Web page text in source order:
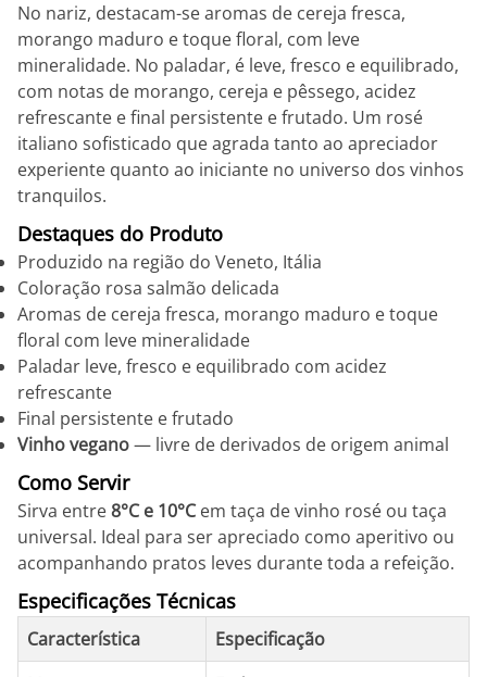
No nariz, destacam-se aromas de cereja fresca,
morango maduro e toque floral, com leve
mineralidade. No paladar, é leve, fresco e equilibrado,
com notas de morango, cereja e pêssego, acidez
refrescante e final persistente e frutado. Um rosé
italiano sofisticado que agrada tanto ao apreciador
experiente quanto ao iniciante no universo dos vinhos
tranquilos.
Destaques do Produto
Produzido na região do Veneto, Itália
Coloração rosa salmão delicada
Aromas de cereja fresca, morango maduro e toque
floral com leve mineralidade
Paladar leve, fresco e equilibrado com acidez
refrescante
Final persistente e frutado
Vinho vegano— livre de derivados de origem animal
Como Servir
Sirva entre8°C e 10°Cem taça de vinho rosé ou taça
universal. Ideal para ser apreciado como aperitivo ou
acompanhando pratos leves durante toda a refeição.
Especificações Técnicas
Característica
Especificação